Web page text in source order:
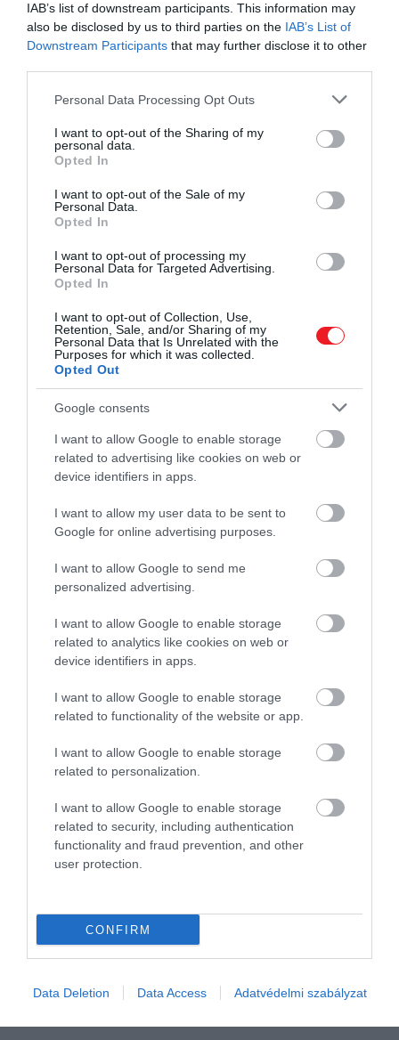
IAB’s list of downstream participants. This information may
also be disclosed by us to third parties on the IAB’s List of
Downstream Participants that may further disclose it to other
Please note that this website/app uses one or more Google
not limited to your visit or usage behaviour. You may click to
grant or deny consent to Google and its third-party tags to
use your data for below specified purposes in below Google
consent section.
Personal Data Processing Opt Outs
I want to opt-out of the Sharing of my
personal data.
Opted In
I want to opt-out of the Sale of my
Personal Data.
Opted In
I want to opt-out of processing my
Personal Data for Targeted Advertising.
Opted In
I want to opt-out of Collection, Use,
Retention, Sale, and/or Sharing of my
Personal Data that Is Unrelated with the
Purposes for which it was collected.
Opted Out
Google consents
I want to allow Google to enable storage
related to advertising like cookies on web or
device identifiers in apps.
I want to allow my user data to be sent to
Google for online advertising purposes.
I want to allow Google to send me
personalized advertising.
I want to allow Google to enable storage
related to analytics like cookies on web or
device identifiers in apps.
I want to allow Google to enable storage
related to functionality of the website or app.
I want to allow Google to enable storage
related to personalization.
I want to allow Google to enable storage
related to security, including authentication
functionality and fraud prevention, and other
user protection.
CONFIRM
Data Deletion Data Access Adatvédelmi szabályzat
A nagyvárosi életnek a rengeteg előnye
mellett bőven akadnak hátrányai is: a
folyamatos zaj, a dugók, a kipufogógáz és
persze az, hogy nyáron a beton annyira
felmelegszik, hogy szinte lehetetlen
megmaradni a hatalmas épületek
2024. AUGUSZTUS 17. ● TURI DÁNIEL
Menekülnél a
betondzsungelből? Íme,
Európa 4 legzöldebb…